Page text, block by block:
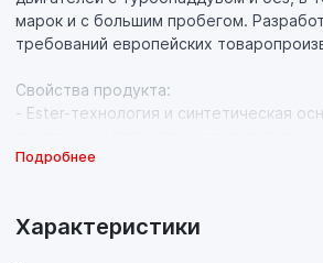
марок и с большим пробегом.
требований европейских
Свойства продукта:
- Ester-технология и синтетическая
обеспечивает эффективную
нагрузке (при езде по бездорожью, в
Подробнее
Характеристики